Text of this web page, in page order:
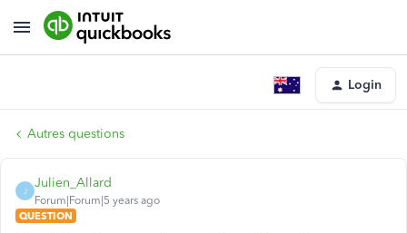
Login
Autres questions
J
Julien_Allard
Forum|Forum|5 years ago
QUESTION